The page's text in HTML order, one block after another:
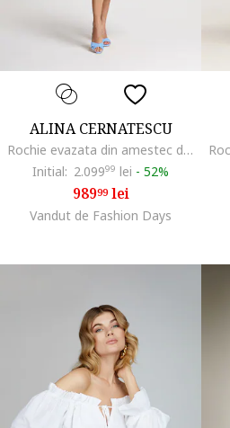
ALINA CERNATESCU
Rochie evazata din amestec de in cu slit lateral adanc Chimera, Albastru azur
Initial: 2.09999 lei - 52%
98999lei
Vandut de Fashion Days